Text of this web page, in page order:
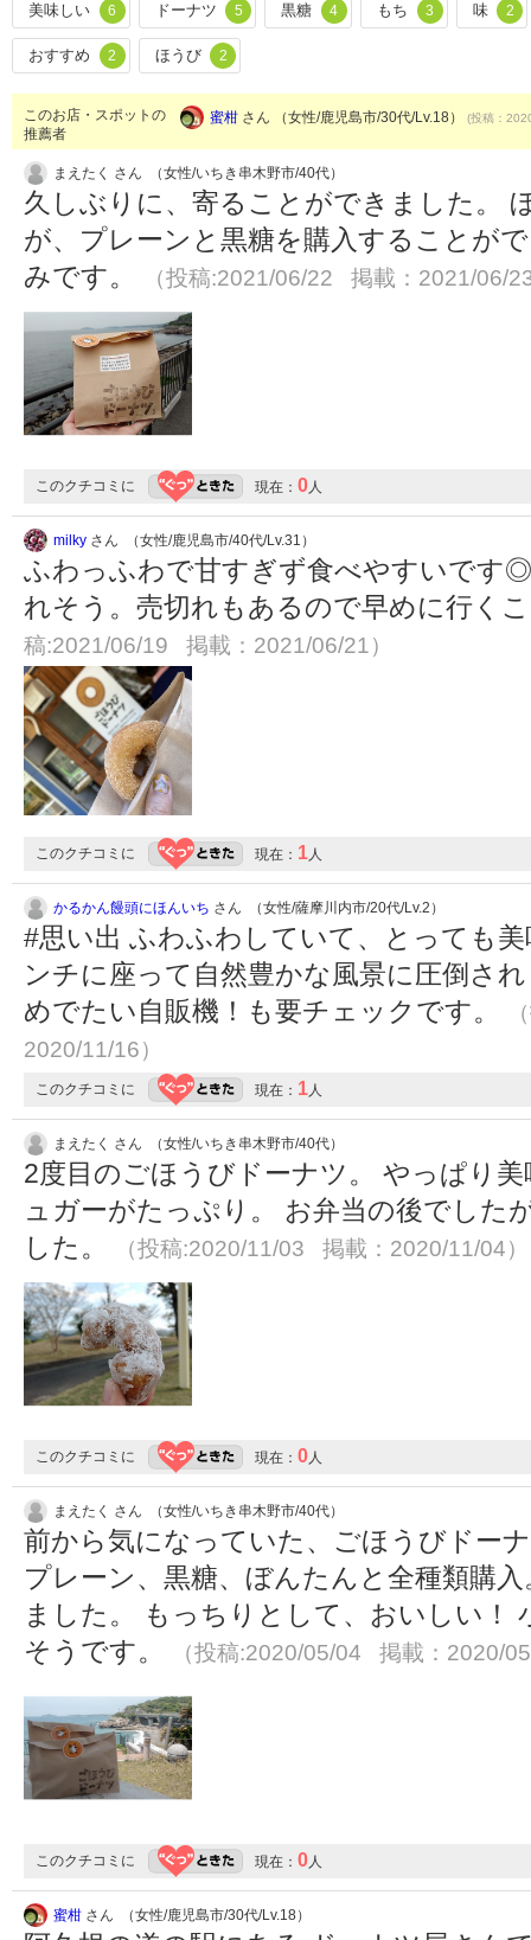
美味しい 6 ドーナツ 5 黒糖 4 もち 3 味 2
おすすめ 2 ほうび 2
このお店・スポットの
推薦者
蜜柑 さん （女性/鹿児島市/30代/Lv.18） (投稿：
まえたく さん （女性/いちき串木野市/40代）
久しぶりに、寄ることができました。
が、プレーンと黒糖を購入することが
みです。
（投稿:2021/06/22 掲載：2021/06/
このクチコミに 現在： 0人
milky さん （女性/鹿児島市/40代/Lv.31）
ふわっふわで甘すぎず食べやすいです
れそう。売切れもあるので早めに行く
稿:2021/06/19 掲載：2021/06/21）
このクチコミに 現在： 1人
かるかん饅頭にほんいち さん （女性/薩摩川内市/20代/Lv.2）
#思い出 ふわふわしていて、とっても
ンチに座って自然豊かな風景に圧倒さ
めでたい自販機！も要チェックです。
2020/11/16）
このクチコミに 現在： 1人
まえたく さん （女性/いちき串木野市/40代）
2度目のごほうびドーナツ。 やっぱり
ュガーがたっぷり。 お弁当の後でした
した。
（投稿:2020/11/03 掲載：2020/11/04）
このクチコミに 現在： 0人
まえたく さん （女性/いちき串木野市/40代）
前から気になっていた、ごほうびドー
プレーン、黒糖、ぼんたんと全種類購
ました。 もっちりとして、おいしい！
そうです。
（投稿:2020/05/04 掲載：2020/
このクチコミに 現在： 0人
蜜柑 さん （女性/鹿児島市/30代/Lv.18）